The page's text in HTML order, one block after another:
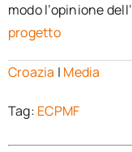
modo l’opinione
progetto
Croazia | Media
Tag: ECPMF